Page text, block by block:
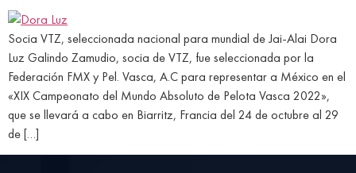
Socia VTZ, seleccionada nacional para mundial de Jai-Alai Dora
Luz Galindo Zamudio, socia de VTZ, fue seleccionada por la
Federación FMX y Pel. Vasca, A.C para representar a México en el
«XIX Campeonato del Mundo Absoluto de Pelota Vasca 2022»,
que se llevará a cabo en Biarritz, Francia del 24 de octubre al 29
de […]